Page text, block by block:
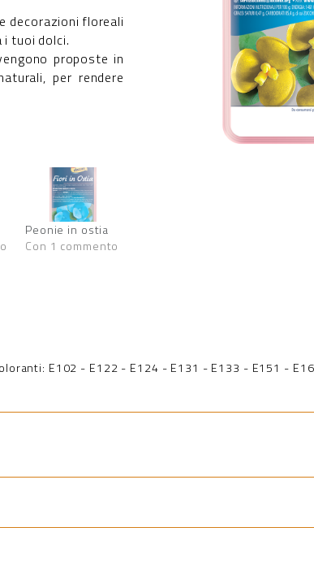
decorazioni floreali
i tuoi dolci.
proposte in
per rendere
Peonie in ostia
Con 1 commento
E102 - E122 - E124 - E131 - E133 - E151 -